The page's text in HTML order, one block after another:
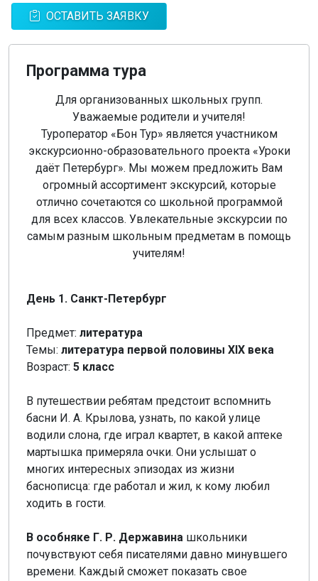
ОСТАВИТЬ ЗАЯВКУ
Программа тура
Для организованных школьных групп.
Уважаемые родители и учителя!
Туроператор «Бон Тур» является участником
экскурсионно-образовательного проекта «Уроки
даёт Петербург». Мы можем предложить Вам
огромный ассортимент экскурсий, которые
отлично сочетаются со школьной программой
для всех классов. Увлекательные экскурсии по
самым разным школьным предметам в помощь
учителям!
День 1. Санкт-Петербург
Предмет: литература
Темы: литература первой половины XIX века
Возраст: 5 класс
В путешествии ребятам предстоит вспомнить
басни И. А. Крылова, узнать, по какой улице
водили слона, где играл квартет, в какой аптеке
мартышка примеряла очки. Они услышат о
многих интересных эпизодах из жизни
баснописца: где работал и жил, к кому любил
ходить в гости.
В особняке Г. Р. Державина школьники
почувствуют себя писателями давно минувшего
времени. Каждый сможет показать свое